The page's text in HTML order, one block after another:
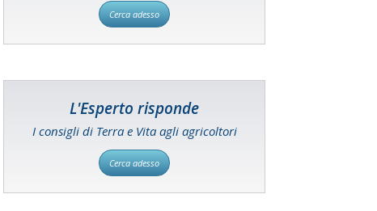
Cerca adesso
L'Esperto risponde
I consigli di Terra e Vita agli agricoltori
Cerca adesso